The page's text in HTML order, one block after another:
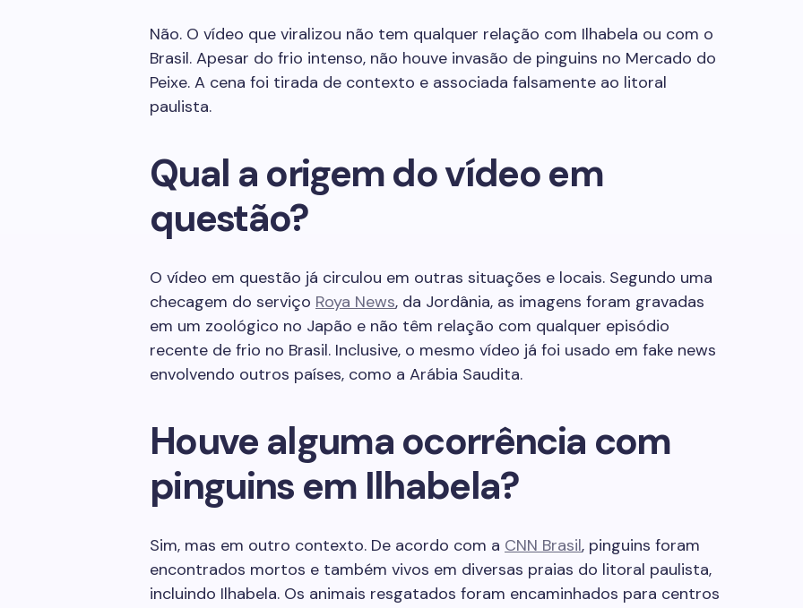
Não. O vídeo que viralizou não tem qualquer relação com Ilhabela ou com o
Brasil. Apesar do frio intenso, não houve invasão de pinguins no Mercado do
Peixe. A cena foi tirada de contexto e associada falsamente ao litoral
paulista.
Qual a origem do vídeo em
questão?
O vídeo em questão já circulou em outras situações e locais. Segundo uma
checagem do serviço Roya News, da Jordânia, as imagens foram gravadas
em um zoológico no Japão e não têm relação com qualquer episódio
recente de frio no Brasil. Inclusive, o mesmo vídeo já foi usado em fake news
envolvendo outros países, como a Arábia Saudita.
Houve alguma ocorrência com
pinguins em Ilhabela?
Sim, mas em outro contexto. De acordo com a CNN Brasil, pinguins foram
encontrados mortos e também vivos em diversas praias do litoral paulista,
incluindo Ilhabela. Os animais resgatados foram encaminhados para centros